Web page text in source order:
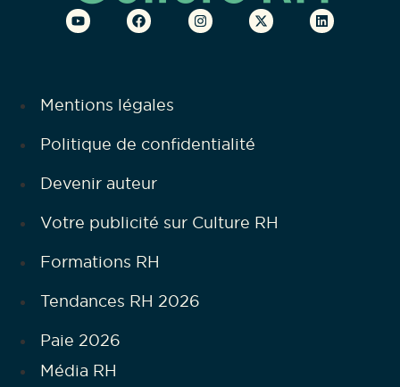
Mentions légales
Politique de confidentialité
Devenir auteur
Votre publicité sur Culture RH
Formations RH
Tendances RH 2026
Paie 2026
Média RH